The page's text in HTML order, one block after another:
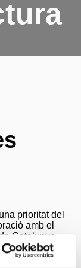
prioritat del
amb el
Catalunya,
teatre, un
en